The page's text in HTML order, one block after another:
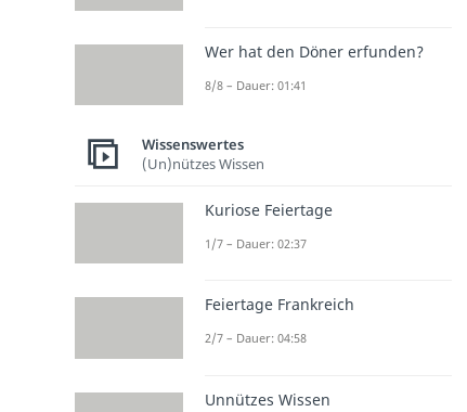
Wer hat den Döner erfunden?
8/8 – Dauer: 01:41
Wissenswertes
(Un)nützes Wissen
Kuriose Feiertage
1/7 – Dauer: 02:37
Feiertage Frankreich
2/7 – Dauer: 04:58
Unnützes Wissen